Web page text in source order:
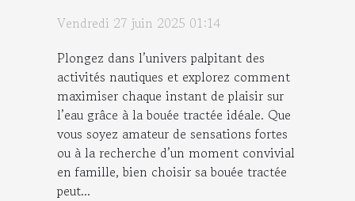
Vendredi 27 juin 2025 01:14
Plongez dans l’univers palpitant des
activités nautiques et explorez comment
maximiser chaque instant de plaisir sur
l’eau grâce à la bouée tractée idéale. Que
vous soyez amateur de sensations fortes
ou à la recherche d’un moment convivial
en famille, bien choisir sa bouée tractée
peut...